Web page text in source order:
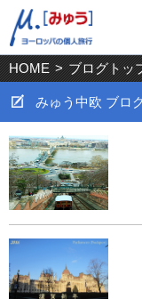
HOME > ブログトッ
みゅう中欧 ブロ